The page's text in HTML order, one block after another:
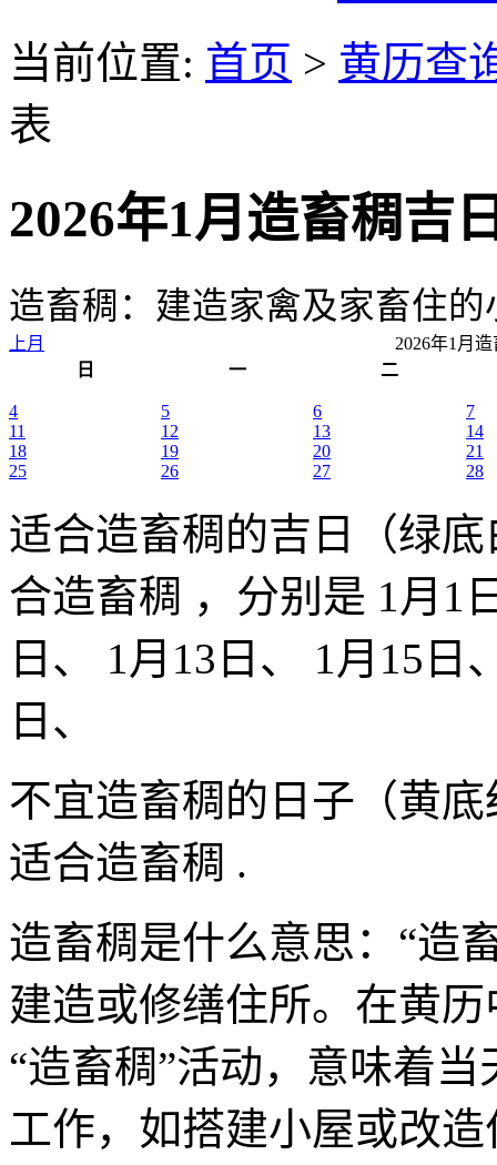
当前位置: 首页 > 黄历查
表
2026年1月造畜稠吉
造畜稠：建造家禽及家畜住的
上月
2026年1月
日
一 二
4 5 6
7
11
12 13
14
18
19 20
21
25
26 27 28
适合造畜稠的吉日（绿底
合造畜稠 ，分别是 1月1
日、 1月13日、 1月15日
日、
不宜造畜稠的日子（黄底
适合造畜稠 .
造畜稠是什么意思：“造
建造或修缮住所。在黄
“造畜稠”活动，意味着
工作，如搭建小屋或改